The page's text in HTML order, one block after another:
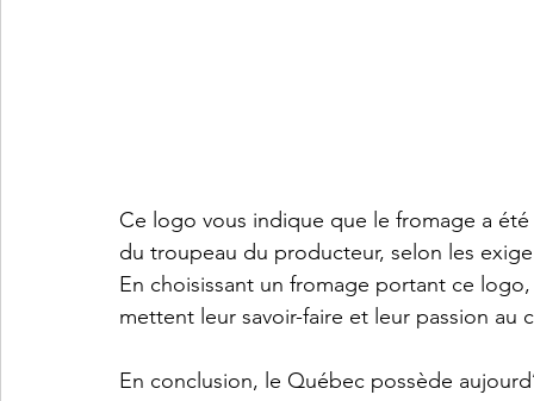
Ce logo vous indique que le fromage a
du troupeau du producteur, selon les
En choisissant un fromage portant ce
mettent leur savoir-faire et leur passion
En conclusion, le Québec possède